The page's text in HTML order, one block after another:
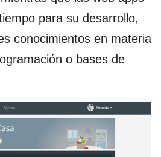
para su desarrollo,
conocimientos en materia
o bases de